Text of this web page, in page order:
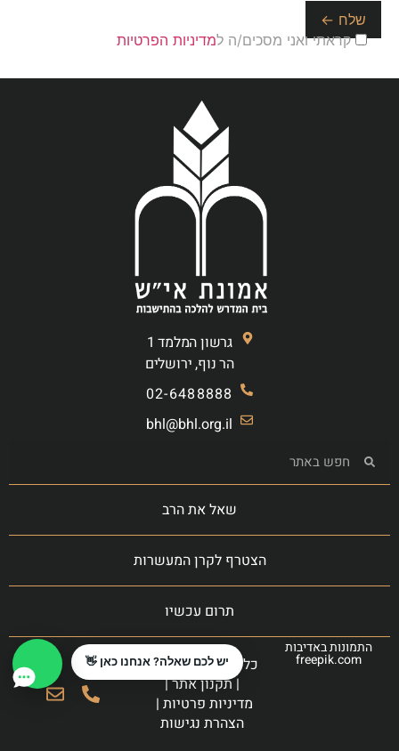
קראתי ואני מסכים/ה למדיניות הפרטיות
גרשון המלמד 1
הר נוף, ירושלים
02-6488888
bhl@bhl.org.il
שאל את הרב
הצטרף לקרן המעשרות
תרום עכשיו
התמונות באדיבות
freepik.com
כל הזכויות שמורות
|תקנון אתר|
מדיניות פרטיות |
הצהרת נגישות
יש לכם שאלה? אנחנו כאן 👋